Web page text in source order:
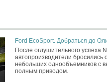
Ford EcoSport. Добраться до
После оглушительного успеха
автопроизводители бросились
небольших однообъемников с
полным приводом.